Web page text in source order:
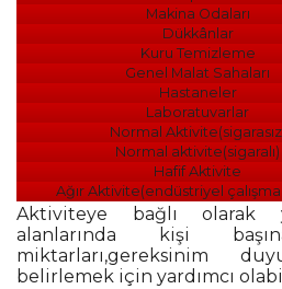
Makina Odaları
Dükkânlar
Kuru Temizleme
Genel Malat Sahaları
Hastaneler
Laboratuvarlar
Normal
Normal aktivite(sigaralı)
Hafif Aktivite
Ağır Aktivite(endüstriyel çalışma
Aktiviteye bağlı olarak
alanlarında kişi
miktarları,gereksinim
belirlemek için yardımcı